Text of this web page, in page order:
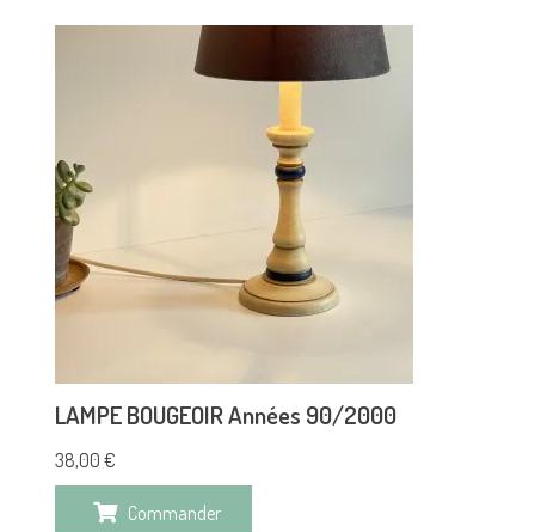
LAMPE BOUGEOIR Années 90/2000
38,00 €
Commander